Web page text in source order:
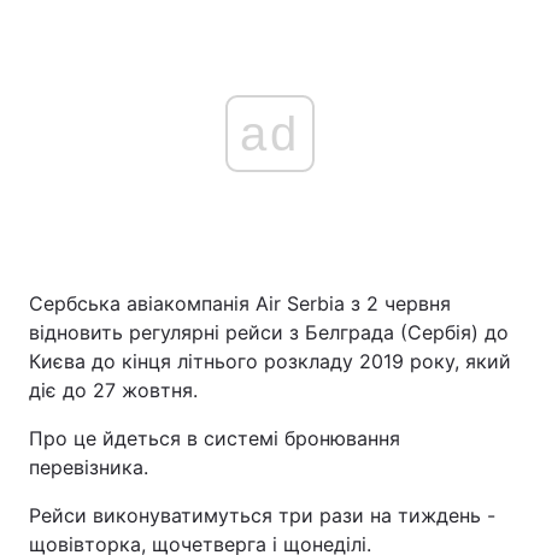
Головна Війна
Економіка
Спорт Наука
ad
Сербська авіакомпанія Air Serbia з 2 червня
відновить регулярні рейси з Белграда (Сербія) до
Києва до кінця літнього розкладу 2019 року, який
діє до 27 жовтня.
Про це йдеться в системі бронювання
перевізника.
Рейси виконуватимуться три рази на тиждень -
щовівторка, щочетверга і щонеділі.